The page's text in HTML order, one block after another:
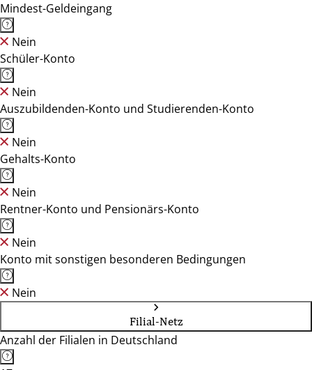
Mindest-Geldeingang
Nein
Schüler-Konto
Nein
Auszubildenden-Konto und Studierenden-Konto
Nein
Gehalts-Konto
Nein
Rentner-Konto und Pensionärs-Konto
Nein
Konto mit sonstigen besonderen Bedingungen
Nein
Filial-Netz
Anzahl der Filialen in Deutschland